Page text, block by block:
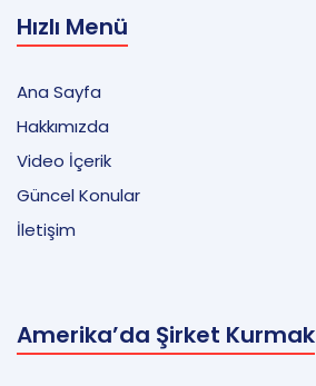
Hızlı Menü
Ana Sayfa
Hakkımızda
Video İçerik
Güncel Konular
İletişim
Amerika’da Şirket Kurmak